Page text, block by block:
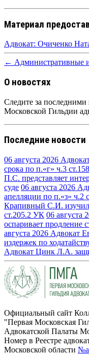
Материал
Адвокат: Очиченко
← Административные
О новостях
Следите за
Московской Гильдии
Последние новости
06 августа 2026
срока по п.«г» ч.3
П.С. представляет
суде 06 августа 2026
апелляции по п.«з» ч.2
Крапивный С.И. изучил
ст.205.2 УК 06 августа
оспаривает продление
августа 2026 Адвокат
издержек по
Адвокат Цинк Л.А.
Официальный сайт
"Первая Московская
Адвокатской Палаты
Номер в Реестре
Московской области